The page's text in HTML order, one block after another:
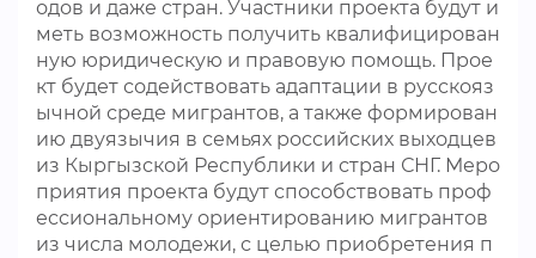
одов и даже стран. Участники проекта будут и
меть возможность получить квалифицирован
ную юридическую и правовую помощь. Прое
кт будет содействовать адаптации в русскояз
ычной среде мигрантов, а также формирован
ию двуязычия в семьях российских выходцев
из Кыргызской Республики и стран СНГ. Меро
приятия проекта будут способствовать проф
ессиональному ориентированию мигрантов
из числа молодежи, с целью приобретения п